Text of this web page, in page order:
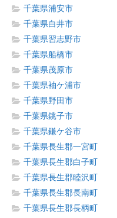
千葉県浦安市
千葉県白井市
千葉県習志野市
千葉県船橋市
千葉県茂原市
千葉県袖ケ浦市
千葉県野田市
千葉県銚子市
千葉県鎌ケ谷市
千葉県長生郡一宮町
千葉県長生郡白子町
千葉県長生郡睦沢町
千葉県長生郡長南町
千葉県長生郡長柄町